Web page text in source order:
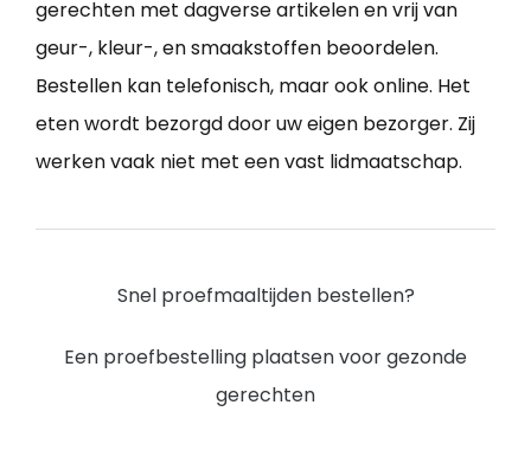
gerechten met dagverse artikelen en vrij van
geur-, kleur-, en smaakstoffen beoordelen.
Bestellen kan telefonisch, maar ook online. Het
eten wordt bezorgd door uw eigen bezorger. Zij
werken vaak niet met een vast lidmaatschap.
Snel proefmaaltijden bestellen?
Een proefbestelling plaatsen voor gezonde
gerechten